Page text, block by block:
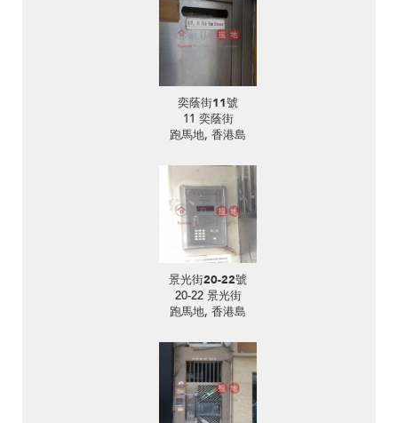
奕蔭街11號
11 奕蔭街
跑馬地, 香港島
景光街20-22號
20-22 景光街
跑馬地, 香港島